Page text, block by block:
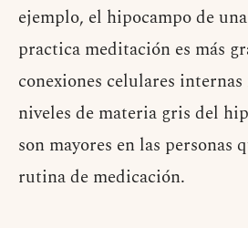
ejemplo, el hipocampo de
practica meditación es más
conexiones celulares internas
niveles de materia gris del
son mayores en las personas
rutina de medicación.